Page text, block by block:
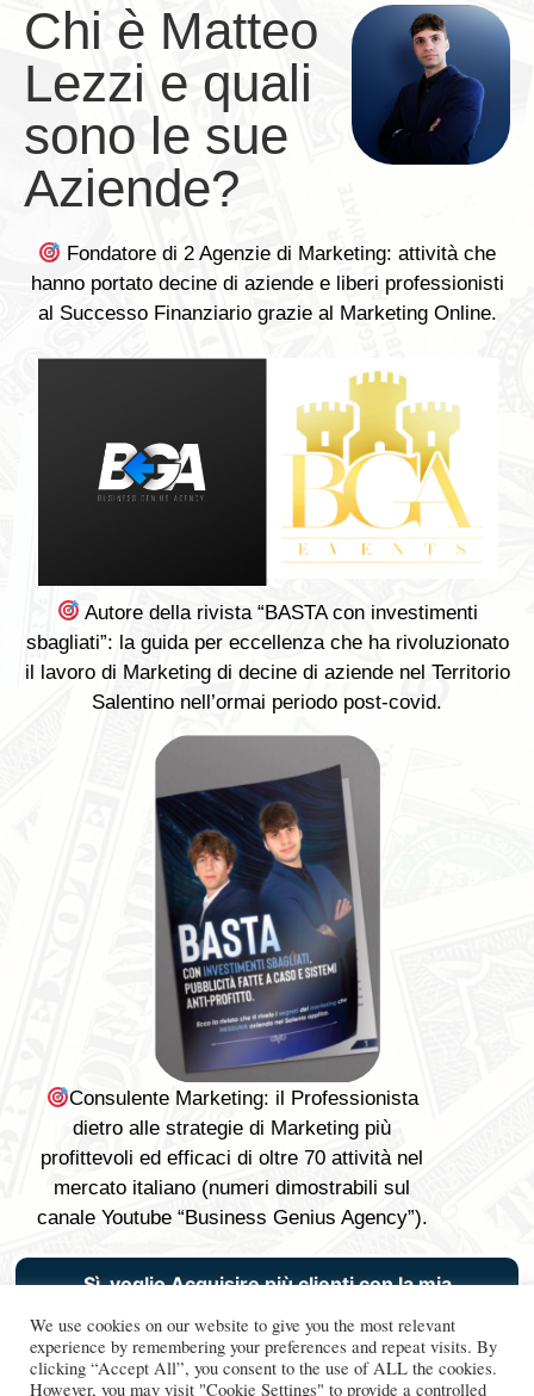
Chi è Matteo
Lezzi e quali
sono le sue
Aziende?
Fondatore di 2 Agenzie di Marketing: attività che
hanno portato decine di aziende e liberi professionisti
al Successo Finanziario grazie al Marketing Online.
Autore della rivista “BASTA con investimenti
sbagliati”: la guida per eccellenza che ha rivoluzionato
il lavoro di Marketing di decine di aziende nel Territorio
Salentino nell’ormai periodo post-covid.
Consulente Marketing: il Professionista
dietro alle strategie di Marketing più
profittevoli ed efficaci di oltre 70 attività nel
mercato italiano (numeri dimostrabili sul
canale Youtube “Business Genius Agency”).
Sì, voglio Acquisire più clienti con la mia
We use cookies on our website to give you the most relevant
experience by remembering your preferences and repeat visits. By
clicking “Accept All”, you consent to the use of ALL the cookies.
However, you may visit "Cookie Settings" to provide a controlled